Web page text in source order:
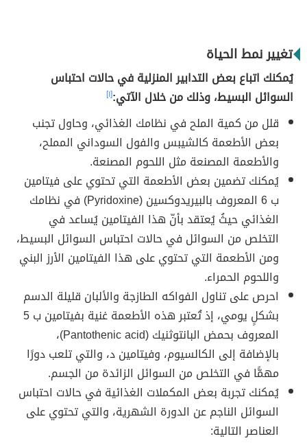
تغيير نمط الحياة
يُمكنك اتباع بعض التدابير المنزلية في حالات احتباس
السوائل البسيط، وذلك من خلال الآتي:[١]
قلل من كمية الملح في نظامك الغذائي، وحاول تجنب
بعض الأطعمة كالشيبس والفول السوداني المملح،
والأطعمة المصنعة مثل اللحوم المصنعة.
يُمكنك تضمين بعض الأطعمة التي تحتوي على فيتامين
ب 6 المعروف بالبيريدوكسين (Pyridoxine) في نظامك
الغذائي حيثُ يُعتقد بأنّ هذا الفيتامين يُساعد في
التخلص من السوائل في حالات احتباس السوائل البسيط،
ومن الأطعمة التي تحتوي على هذا الفيتامين الأرز البني
واللحوم الحمراء.
احرص على تناول الفواكه الطازجة والألبان قليلة الدسم
بشكلٍ يومي، إذ تُعتبر هذه الأطعمة غنية بفيتامين ب 5
المعروف بحمض البانتوثنيك (Pantothenic acid)،
بالإضافة إلى الكالسيوم، وفيتامين د، والتي تلعب دورًا
مهمًّا في التخلص من السوائل الزائدة من الجسم.
يُمكنك تجربة بعض المكملات الغذائية في حالات احتباس
السوائل الناجم عن الدورة الشهرية، والتي تحتوي على
العناصر التالية: